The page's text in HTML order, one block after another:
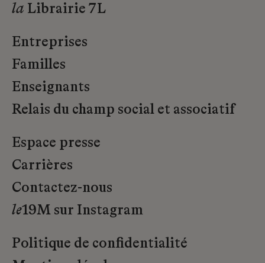
la Librairie 7L
Entreprises
Familles
Enseignants
Relais du champ social et associatif
Espace presse
Carrières
Contactez-nous
le19M sur Instagram
Politique de confidentialité